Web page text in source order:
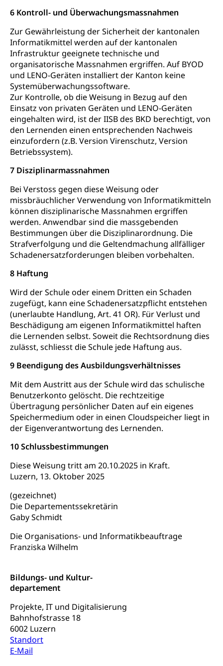
6 Kontroll- und Überwachungsmassnahmen
Zur Gewährleistung der Sicherheit der kantonalen
Informatikmittel werden auf der kantonalen
Infrastruktur geeignete technische und
organisatorische Massnahmen ergriffen. Auf BYOD
und LENO-Geräten installiert der Kanton keine
Systemüberwachungssoftware.
Zur Kontrolle, ob die Weisung in Bezug auf den
Einsatz von privaten Geräten und LENO-Geräten
eingehalten wird, ist der IISB des BKD berechtigt, von
den Lernenden einen entsprechenden Nachweis
einzufordern (z.B. Version Virenschutz, Version
Betriebssystem).
7 Disziplinarmassnahmen
Bei Verstoss gegen diese Weisung oder
missbräuchlicher Verwendung von Informatikmitteln
können disziplinarische Massnahmen ergriffen
werden. Anwendbar sind die massgebenden
Bestimmungen über die Disziplinarordnung. Die
Strafverfolgung und die Geltendmachung allfälliger
Schadenersatzforderungen bleiben vorbehalten.
8 Haftung
Wird der Schule oder einem Dritten ein Schaden
zugefügt, kann eine Schadenersatzpflicht entstehen
(unerlaubte Handlung, Art. 41 OR). Für Verlust und
Beschädigung am eigenen Informatikmittel haften
die Lernenden selbst. Soweit die Rechtsordnung dies
zulässt, schliesst die Schule jede Haftung aus.
9 Beendigung des Ausbildungsverhältnisses
Mit dem Austritt aus der Schule wird das schulische
Benutzerkonto gelöscht. Die rechtzeitige
Übertragung persönlicher Daten auf ein eigenes
Speichermedium oder in einen Cloudspeicher liegt in
der Eigenverantwortung des Lernenden.
10 Schlussbestimmungen
Diese Weisung tritt am 20.10.2025 in Kraft.
Luzern, 13. Oktober 2025
(gezeichnet)
Die Departementssekretärin
Gaby Schmidt
Die Organisations- und Informatikbeauftrage
Franziska Wilhelm
Bildungs- und Kultur-
departement
Projekte, IT und Digitalisierung
Bahnhofstrasse 18
6002 Luzern
Standort
E-Mail